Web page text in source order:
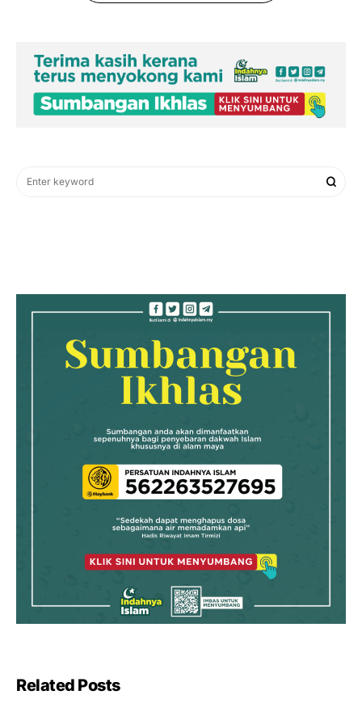
Related Posts